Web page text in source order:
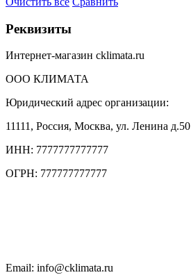
Реквизиты
Интернет-магазин cklimata.ru
ООО КЛИМАТА
Юридический адрес организации:
11111, Россия, Москва, ул. Ленина д.50
ИНН: 7777777777777
ОГРН: 777777777777
Email: info@cklimata.ru